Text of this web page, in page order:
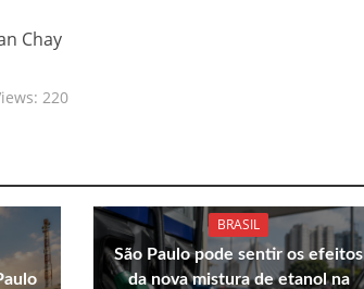
Chay
220
BRASIL
São Paulo pode sentir os efeitos
da nova mistura de etanol na